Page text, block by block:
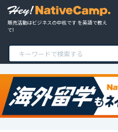
販売活動はビジネスの中核です を英語で教え
て!